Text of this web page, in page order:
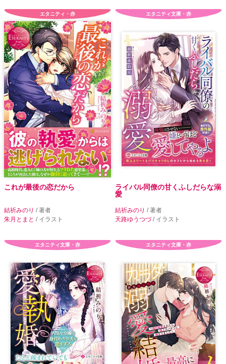
エタニティ・赤
これが最後の恋だから
結祈みのり / 著者
朱月とまと / イラスト
エタニティ文庫・赤
ライバル同僚の甘くふしだらな溺
愛
結祈みのり / 著者
天路ゆうつづ/ イラスト
エタニティ文庫・赤 エタニティ文庫・赤